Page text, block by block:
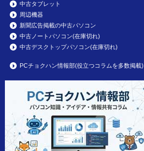
中古タブレット
周辺機器
新聞広告掲載の中古パソコン
中古ノートパソコン(在庫切れ)
中古デスクトップパソコン(在庫切れ)
PCチョクハン情報部(役立つコラムを多数掲載)